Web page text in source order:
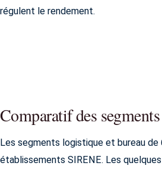
régulent le rendement.
Comparatif des
Les segments logistique et bureau
établissements SIRENE. Les